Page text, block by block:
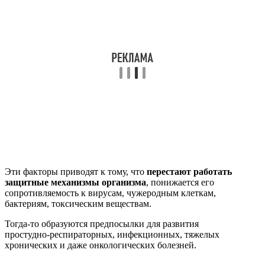
Эти факторы приводят к тому, что перестают работать
защитные механизмы организма, понижается его
сопротивляемость к вирусам, чужеродным клеткам,
бактериям, токсическим веществам.
Тогда‑то образуются предпосылки для развития
простудно‑респираторных, инфекционных, тяжелых
хронических и даже онкологических болезней.